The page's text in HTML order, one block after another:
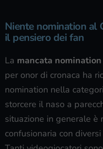
Niente nomination al
il pensiero dei fan
La mancata
per onor di cronaca ha
nomination nella
storcere il naso a
situazione in generale è
confusionaria con